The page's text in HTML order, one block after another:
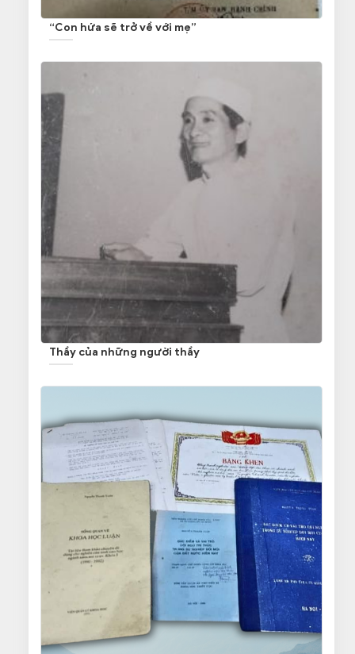
“Con hứa sẽ trở về với mẹ”
Thầy của những người thầy